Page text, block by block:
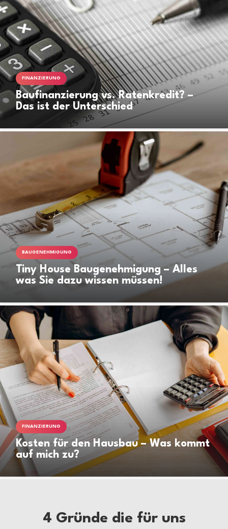
FINANZIERUNG
Baufinanzierung vs. Ratenkredit? –
Das ist der Unterschied
BAUGENEHMIGUNG
Tiny House Baugenehmigung – Alles
was Sie dazu wissen müssen!
FINANZIERUNG
Kosten für den Hausbau – Was kommt
auf mich zu?
4 Gründe die für uns